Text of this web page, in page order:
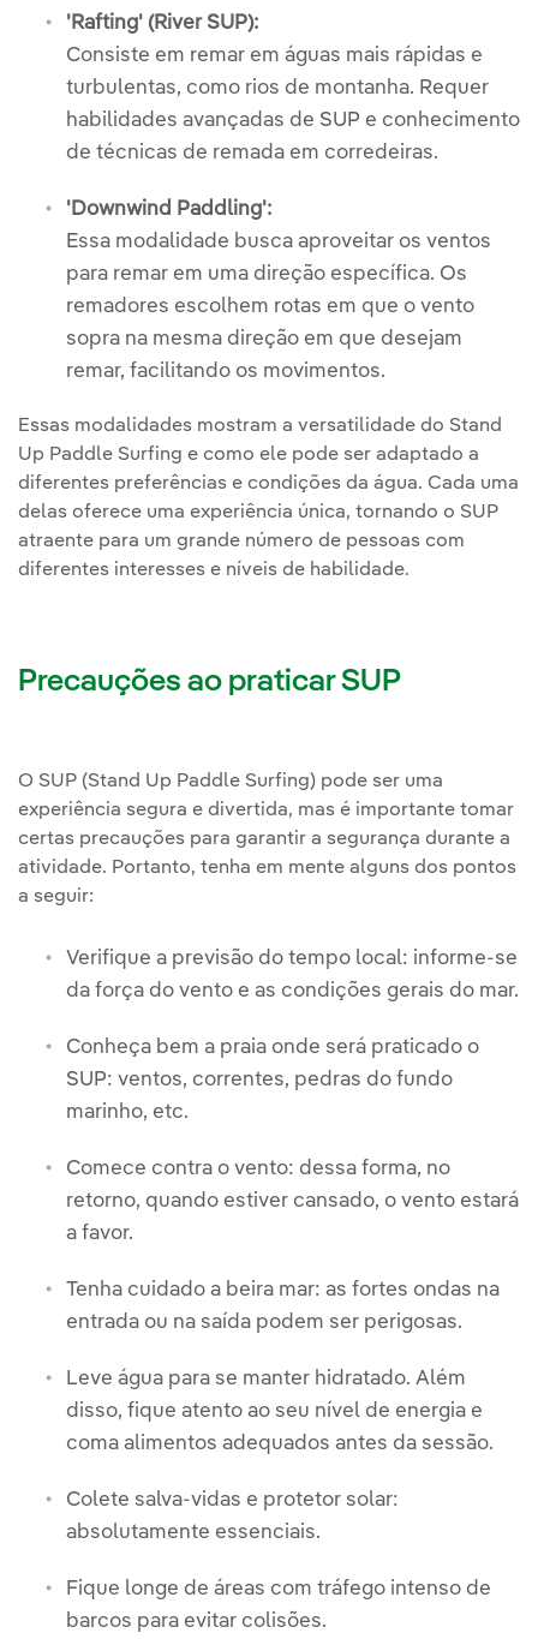
'Rafting' (River SUP):
Consiste em remar em águas mais rápidas e
turbulentas, como rios de montanha. Requer
habilidades avançadas de SUP e conhecimento
de técnicas de remada em corredeiras.
'Downwind Paddling':
Essa modalidade busca aproveitar os ventos
para remar em uma direção específica. Os
remadores escolhem rotas em que o vento
sopra na mesma direção em que desejam
remar, facilitando os movimentos.
Essas modalidades mostram a versatilidade do Stand
Up Paddle Surfing e como ele pode ser adaptado a
diferentes preferências e condições da água. Cada uma
delas oferece uma experiência única, tornando o SUP
atraente para um grande número de pessoas com
diferentes interesses e níveis de habilidade.
Precauções ao praticar SUP
O SUP (Stand Up Paddle Surfing) pode ser uma
experiência segura e divertida, mas é importante tomar
certas precauções para garantir a segurança durante a
atividade. Portanto, tenha em mente alguns dos pontos
a seguir:
Verifique a previsão do tempo local: informe-se
da força do vento e as condições gerais do mar.
Conheça bem a praia onde será praticado o
SUP: ventos, correntes, pedras do fundo
marinho, etc.
Comece contra o vento: dessa forma, no
retorno, quando estiver cansado, o vento estará
a favor.
Tenha cuidado a beira mar: as fortes ondas na
entrada ou na saída podem ser perigosas.
Leve água para se manter hidratado. Além
disso, fique atento ao seu nível de energia e
coma alimentos adequados antes da sessão.
Colete salva-vidas e protetor solar:
absolutamente essenciais.
Fique longe de áreas com tráfego intenso de
barcos para evitar colisões.